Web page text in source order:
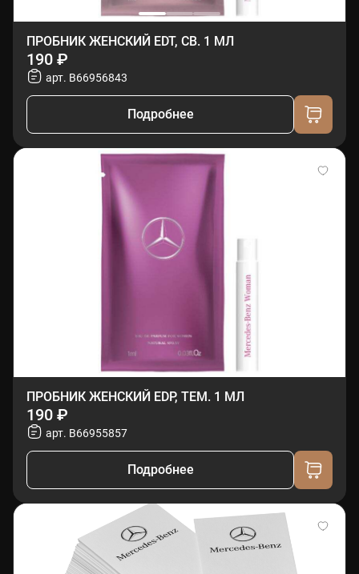
ПРОБНИК ЖЕНСКИЙ EDT, СВ. 1 МЛ
190 ₽
арт. B66956843
Подробнее
ПРОБНИК ЖЕНСКИЙ EDP, ТЕМ. 1 МЛ
190 ₽
арт. B66955857
Подробнее